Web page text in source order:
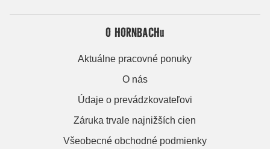
O HORNBACHu
Aktuálne pracovné ponuky
O nás
Údaje o prevádzkovateľovi
Záruka trvale najnižších cien
Všeobecné obchodné podmienky